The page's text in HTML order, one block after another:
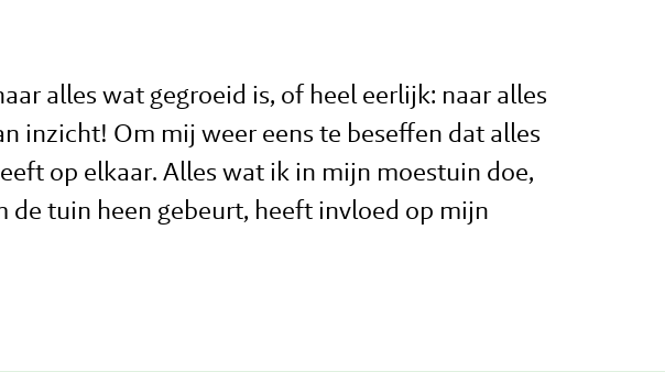
alles wat gegroeid is, of heel eerlijk: naar alles
inzicht! Om mij weer eens te beseffen dat alles
op elkaar. Alles wat ik in mijn moestuin doe,
tuin heen gebeurt, heeft invloed op mijn